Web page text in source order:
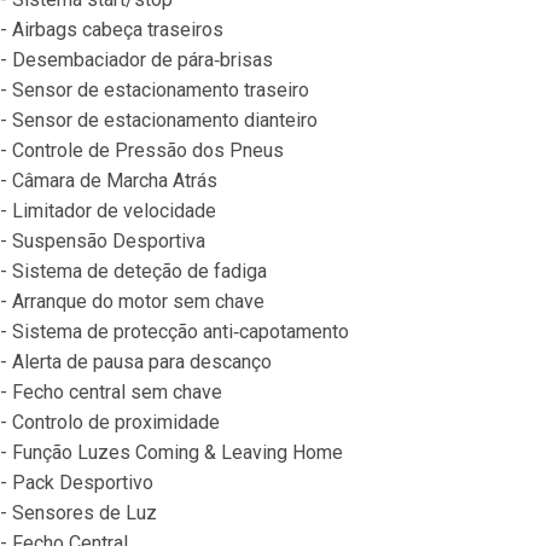
- Airbags cabeça traseiros
- Desembaciador de pára‐brisas
- Sensor de estacionamento traseiro
- Sensor de estacionamento dianteiro
- Controle de Pressão dos Pneus
- Câmara de Marcha Atrás
- Limitador de velocidade
- Suspensão Desportiva
- Sistema de deteção de fadiga
- Arranque do motor sem chave
- Sistema de protecção anti‐capotamento
- Alerta de pausa para descanço
- Fecho central sem chave
- Controlo de proximidade
- Função Luzes Coming & Leaving Home
- Pack Desportivo
- Sensores de Luz